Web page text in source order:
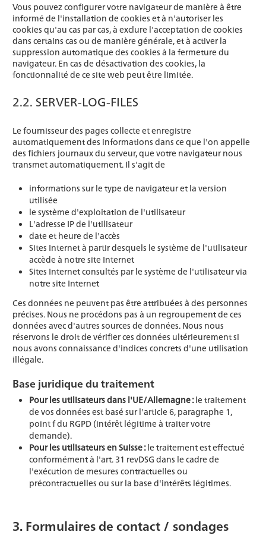
Vous pouvez configurer votre navigateur de manière à être
informé de l'installation de cookies et à n'autoriser les
cookies qu'au cas par cas, à exclure l'acceptation de cookies
dans certains cas ou de manière générale, et à activer la
suppression automatique des cookies à la fermeture du
navigateur. En cas de désactivation des cookies, la
fonctionnalité de ce site web peut être limitée.
2.2. SERVER-LOG-FILES
Le fournisseur des pages collecte et enregistre
automatiquement des informations dans ce que l'on appelle
des fichiers journaux du serveur, que votre navigateur nous
transmet automatiquement. Il s'agit de
informations sur le type de navigateur et la version
utilisée
le système d'exploitation de l'utilisateur
L'adresse IP de l'utilisateur
date et heure de l'accès
Sites Internet à partir desquels le système de l'utilisateur
accède à notre site Internet
Sites Internet consultés par le système de l'utilisateur via
notre site Internet
Ces données ne peuvent pas être attribuées à des personnes
précises. Nous ne procédons pas à un regroupement de ces
données avec d'autres sources de données. Nous nous
réservons le droit de vérifier ces données ultérieurement si
nous avons connaissance d'indices concrets d'une utilisation
illégale.
Base juridique du traitement
Pour les utilisateurs dans l'UE/Allemagne :le traitement
de vos données est basé sur l'article 6, paragraphe 1,
point f du RGPD (intérêt légitime à traiter votre
demande).
Pour les utilisateurs en Suisse :le traitement est effectué
conformément à l'art. 31 revDSG dans le cadre de
l'exécution de mesures contractuelles ou
précontractuelles ou sur la base d'intérêts légitimes.
3. Formulaires de contact / sondages